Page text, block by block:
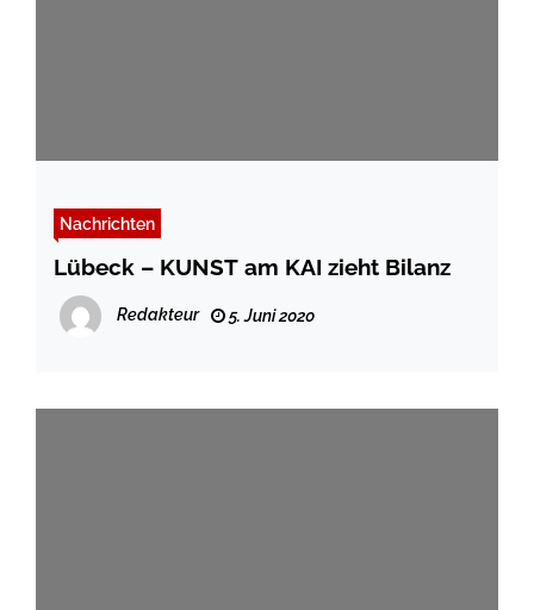
Nachrichten
Lübeck – KUNST am KAI zieht Bilanz
Redakteur 5. Juni 2020